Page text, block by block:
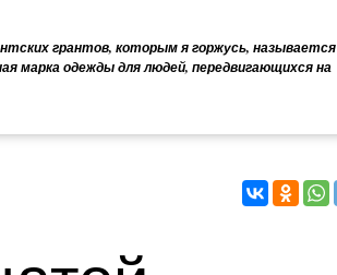
грантов, которым я горжусь, называется
марка одежды для людей, передвигающихся на